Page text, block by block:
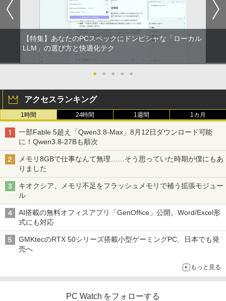
【特集】あなたのPCスペックにドンピシャな「ローカル
LLM」の選び方と快適化テク
● ● ● ● ●
アクセスランキング
1時間 24時間 1週間 1カ月
一部Fable 5超え「Qwen3.8-Max」8月12日ダウンロード可能
に！Qwen3.8-27Bも順次
メモリ8GBで仕事なんて無理……そう思っていた時期が僕にもあ
りました
キオクシア、メモリ不足をフラッシュメモリで補う拡張モジュー
ル
AI搭載の無料オフィスアプリ「GenOffice」公開。Word/Excel形
式にも対応
GMKtecのRTX 50シリーズ搭載小型ゲーミングPC、日本でも発
売へ
もっと見る
PC Watch をフォローする